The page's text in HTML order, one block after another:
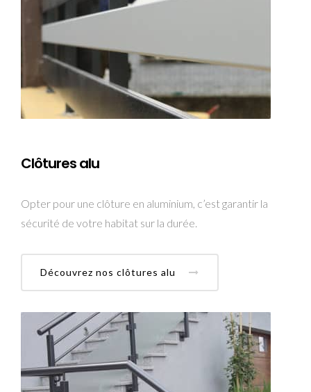
Clôtures alu
Opter pour une clôture en aluminium, c’est garantir la
sécurité de votre habitat sur la durée.
Découvrez nos clôtures alu